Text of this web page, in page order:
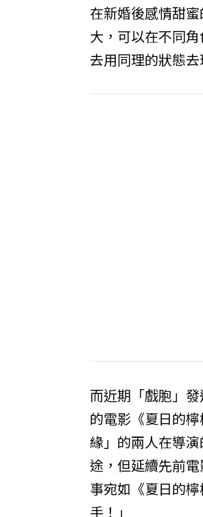
在新婚後感情甜
大，可以在不同
去用同理的狀態去
而近期「戲胞」
的電影《夏日的
緣」的兩人在導
途，但延續先前
事宛如《夏日的
手！」